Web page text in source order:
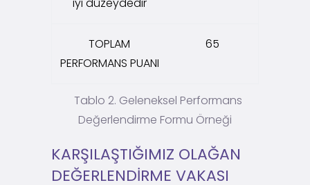
iyi düzeydedir
TOPLAM
PERFORMANS PUANI
65
Tablo 2. Geleneksel Performans
Değerlendirme Formu Örneği
KARŞILAŞTIĞIMIZ OLAĞAN
DEĞERLENDİRME VAKASI